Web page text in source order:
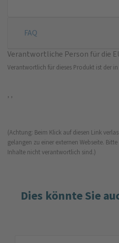
FAQ
Verantwortliche Person für die
Verantwortlich für dieses Produkt ist der
, ,
(Achtung: Beim Klick auf diesen Link
gelangen zu einer externen Webseite.
Inhalte nicht verantwortlich sind.)
Dies könnte Sie